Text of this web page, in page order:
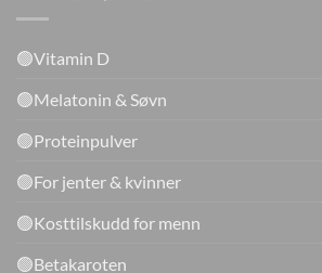
🟢Vitamin D
🟢Melatonin & Søvn
🟢Proteinpulver
🟢For jenter & kvinner
🟢Kosttilskudd for menn
🟢Betakaroten